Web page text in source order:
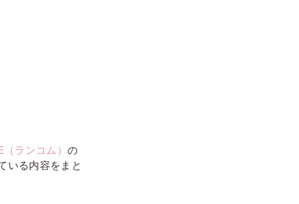
（ランコム）の
いる内容をまと